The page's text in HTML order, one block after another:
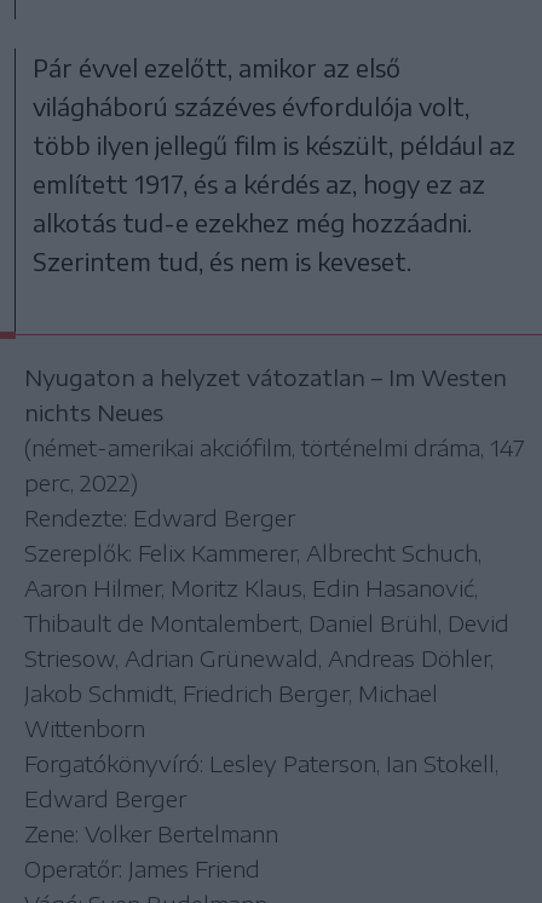
Pár évvel ezelőtt, amikor az első
világháború százéves évfordulója volt,
több ilyen jellegű film is készült, például az
említett 1917, és a kérdés az, hogy ez az
alkotás tud-e ezekhez még hozzáadni.
Szerintem tud, és nem is keveset.
Nyugaton a helyzet vátozatlan – Im Westen
nichts Neues
(német-amerikai akciófilm, történelmi dráma, 147
perc, 2022)
Rendezte: Edward Berger
Szereplők: Felix Kammerer, Albrecht Schuch,
Aaron Hilmer, Moritz Klaus, Edin Hasanović,
Thibault de Montalembert, Daniel Brühl, Devid
Striesow, Adrian Grünewald, Andreas Döhler,
Jakob Schmidt, Friedrich Berger, Michael
Wittenborn
Forgatókönyvíró: Lesley Paterson, Ian Stokell,
Edward Berger
Zene: Volker Bertelmann
Operatőr: James Friend